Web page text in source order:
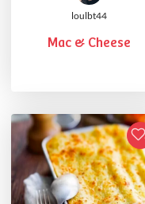
loulbt44
Mac & Cheese